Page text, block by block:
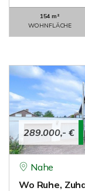
154 m²
WOHNFLÄCHE
289.000,- €
Nahe
Wo Ruhe,